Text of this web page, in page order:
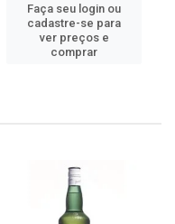
Faça seu login ou
cadastre-se para
ver preços e
comprar